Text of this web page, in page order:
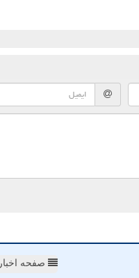
صفحه اخبار